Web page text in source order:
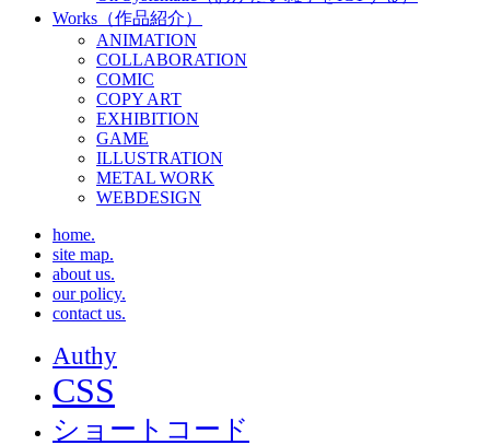
Works（作品紹介）
ANIMATION
COLLABORATION
COMIC
COPY ART
EXHIBITION
GAME
ILLUSTRATION
METAL WORK
WEBDESIGN
home.
site map.
about us.
our policy.
contact us.
Authy
CSS
ショートコード